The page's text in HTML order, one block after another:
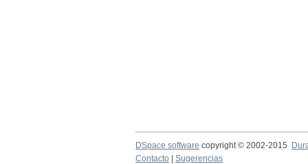
DSpace software copyright © 2002-2015
Contacto
Sugerencias